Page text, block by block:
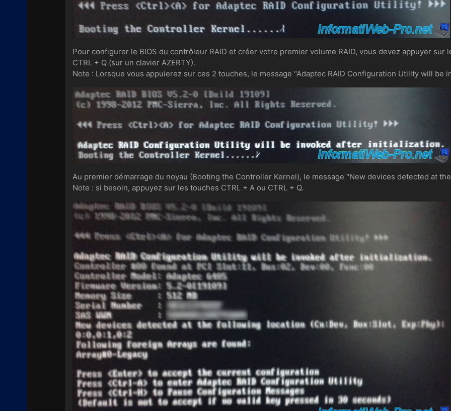
Pour configurer le BIOS du contrôleur RAID et créer votre premier volume RAID, vous devez appuyer sur
CTRL + Q (sur un clavier AZERTY).
Note : Lorsque vous appuierez sur ces 2 touches, le message "Adaptec RAID Configuration Utility will be
Au premier démarrage du noyau (Booting the Controller Kernel), le message "New devices detected at
Note : si besoin, appuyez sur les touches CTRL + A ou CTRL + Q.